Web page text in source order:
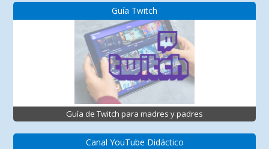
Guía Twitch
Guía de Twitch para madres y padres
Canal YouTube Didáctico